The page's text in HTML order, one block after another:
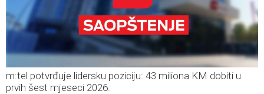
m:tel potvrđuje lidersku poziciju: 43 miliona KM dobiti u
prvih šest mjeseci 2026.